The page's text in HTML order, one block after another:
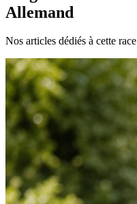
Allemand
Nos articles dédiés à cette race